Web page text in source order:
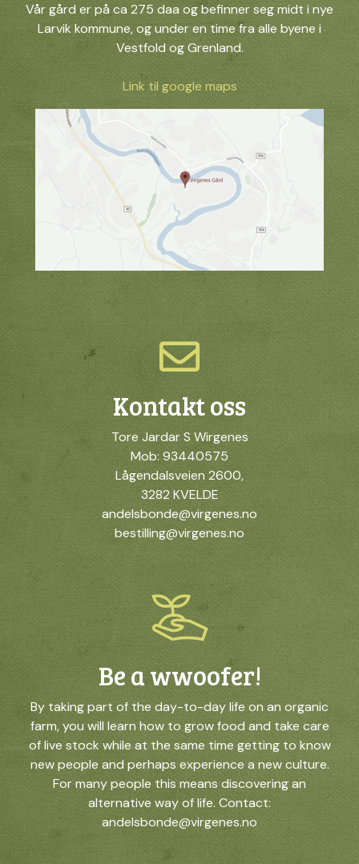
Vår gård er på ca 275 daa og befinner seg midt i nye
Larvik kommune, og under en time fra alle byene i
Vestfold og Grenland.
Link til google maps
Kontakt oss
Tore Jardar S Wirgenes
Mob: 93440575
Lågendalsveien 2600,
3282 KVELDE
andelsbonde@virgenes.no
bestilling@virgenes.no
Be a wwoofer!
By taking part of the day-to-day life on an organic
farm, you will learn how to grow food and take care
of live stock while at the same time getting to know
new people and perhaps experience a new culture.
For many people this means discovering an
alternative way of life. Contact:
andelsbonde@virgenes.no